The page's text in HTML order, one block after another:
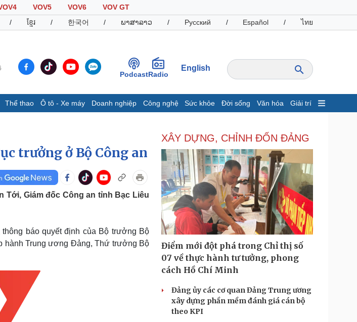
VOV5 VOV6
VOV GT
/ ខ្មែរ / 한국어 / ພາສາລາວ / Русский / Español / ไทย
PodcastRadio
English
Thể thao Ô tô - Xe máy Doanh nghiệp Công nghệ Sức khỏe Đời sống Văn hóa Giải trí
Ảnh
E-Magazine
Infographic
Bất động sản
Khởi nghiệp
Giá vàng
Tiêu dùng
Tỷ giá
Chứng khoán
Giá cà phê
Xe máy
Tư vấn
Doanh nghiệp
Thông tin doanh nghiệp
Doanh nghiệp 24h
Doanh nhân
Vì cộng đồng
Công nghệ
Sành điệu
Tin Công nghệ
Trải nghiệm
Chuyển đổi số
Giải trí
Nghệ sĩ
Câu chuyện thời sự
Đọc truyện đêm khuya
trưởng ở Bộ Công an
Tới, Giám đốc Công an tỉnh Bạc Liêu
báo quyết định của Bộ trưởng Bộ
hành Trung ương Đảng, Thứ trưởng Bộ
XÂY DỰNG, CHỈNH ĐỐN ĐẢNG
Điểm mới đột phá trong Chỉ thị số
07 về thực hành tư tưởng, phong
cách Hồ Chí Minh
Đảng ủy các cơ quan Đảng Trung ương
xây dựng phần mềm đánh giá cán bộ
theo KPI